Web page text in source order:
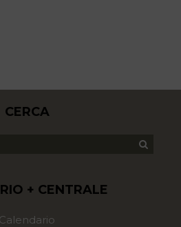
CERCA
+ CENTRALE
Calendario